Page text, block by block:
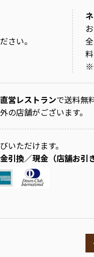
さい。
※
営レストランで送料無
の店舗がございます。
いただけます。
引換／現金（店舗お引